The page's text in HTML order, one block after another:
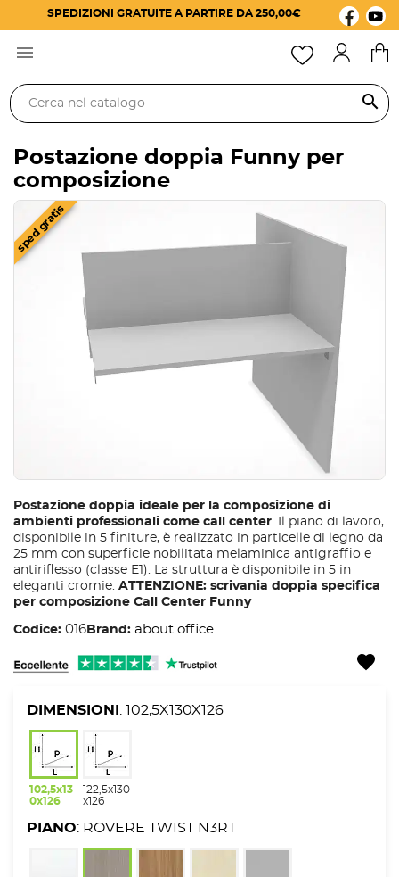
SPEDIZIONI GRATUITE A PARTIRE DA 250,00€

search
sped gratis
Postazione doppia Funny per
composizione
Postazione doppia ideale per la composizione di
ambienti professionali come call center. Il piano di lavoro,
disponibile in 5 finiture, è realizzato in particelle di legno da
25 mm con superficie nobilitata melaminica antigraffio e
antiriflesso (classe E1). La struttura è disponibile in 5 in
eleganti cromie. ATTENZIONE: scrivania doppia specifica
per composizione Call Center Funny
Codice: 016 Brand: about office
DIMENSIONI : 102,5X130X126
102,5x13
0x126
122,5x130
x126
PIANO: ROVERE TWIST N3RT